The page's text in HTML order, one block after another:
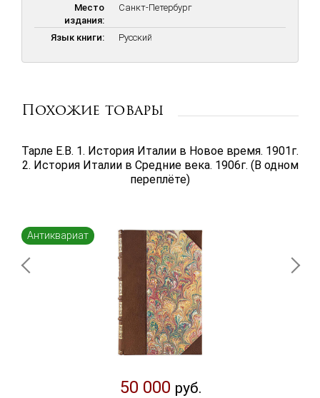
Место
издания:
Санкт-Петербург
Язык книги: Русский
Похожие товары
Тарле Е.В. 1. История Италии в Новое время. 1901г.
2. История Италии в Средние века. 1906г. (В одном
переплёте)
Антиквариат
50 000 руб.